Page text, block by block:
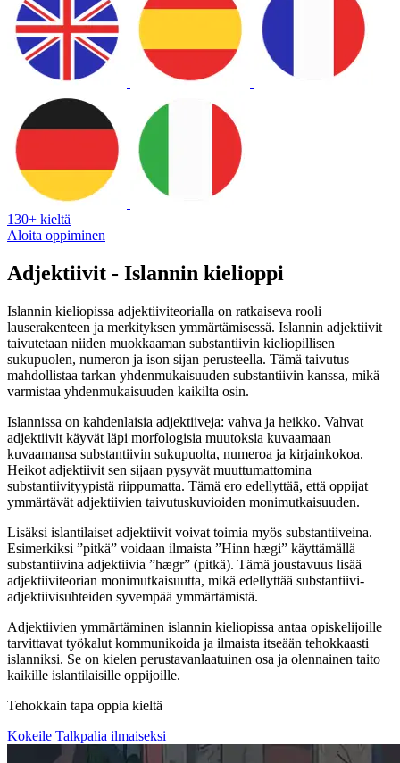
130+ kieltä
Aloita oppiminen
Adjektiivit - Islannin kielioppi
Islannin kieliopissa adjektiiviteorialla on ratkaiseva rooli
lauserakenteen ja merkityksen ymmärtämisessä. Islannin adjektiivit
taivutetaan niiden muokkaaman substantiivin kieliopillisen
sukupuolen, numeron ja ison sijan perusteella. Tämä taivutus
mahdollistaa tarkan yhdenmukaisuuden substantiivin kanssa, mikä
varmistaa yhdenmukaisuuden kaikilta osin.
Islannissa on kahdenlaisia adjektiiveja: vahva ja heikko. Vahvat
adjektiivit käyvät läpi morfologisia muutoksia kuvaamaan
kuvaamansa substantiivin sukupuolta, numeroa ja kirjainkokoa.
Heikot adjektiivit sen sijaan pysyvät muuttumattomina
substantiivityypistä riippumatta. Tämä ero edellyttää, että oppijat
ymmärtävät adjektiivien taivutuskuvioiden monimutkaisuuden.
Lisäksi islantilaiset adjektiivit voivat toimia myös substantiiveina.
Esimerkiksi ”pitkä” voidaan ilmaista ”Hinn hægi” käyttämällä
substantiivina adjektiivia ”hægr” (pitkä). Tämä joustavuus lisää
adjektiiviteorian monimutkaisuutta, mikä edellyttää substantiivi-
adjektiivisuhteiden syvempää ymmärtämistä.
Adjektiivien ymmärtäminen islannin kieliopissa antaa opiskelijoille
tarvittavat työkalut kommunikoida ja ilmaista itseään tehokkaasti
islanniksi. Se on kielen perustavanlaatuinen osa ja olennainen taito
kaikille islantilaisille oppijoille.
Tehokkain tapa oppia kieltä
Kokeile Talkpalia ilmaiseksi